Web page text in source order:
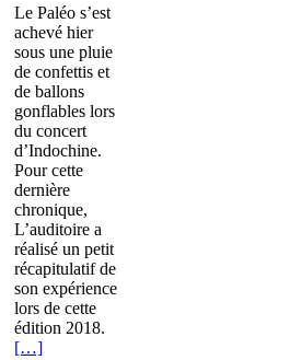
Le Paléo s’est
achevé hier
sous une pluie
de confettis et
de ballons
gonflables lors
du concert
d’Indochine.
Pour cette
dernière
chronique,
L’auditoire a
réalisé un petit
récapitulatif de
son expérience
lors de cette
édition 2018.
[…]